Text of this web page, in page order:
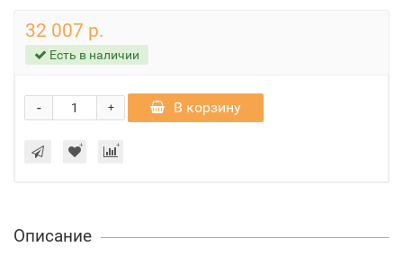
32 007 р.
Есть в наличии
+
- В корзину
Описание